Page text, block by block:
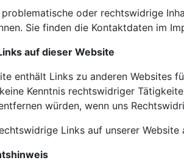
problematische oder rechtswidrige
Sie finden die Kontaktdaten im
auf dieser Website
enthält Links zu anderen
Kenntnis rechtswidriger
würden, wenn uns
Links auf unserer